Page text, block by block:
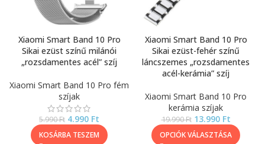
Xiaomi Smart Band 10 Pro
Sikai ezüst színű milánói
„rozsdamentes acél” szíj
Xiaomi Smart Band 10 Pro fém
szíjak
5.990Ft 4.990 Ft
KOSÁRBA TESZEM
Xiaomi Smart Band 10 Pro
Sikai ezüst-fehér színű
láncszemes „rozsdamentes
acél-kerámia” szíj
Xiaomi Smart Band 10 Pro
kerámia szíjak
19.990Ft 13.990 Ft
OPCIÓK VÁLASZTÁSA